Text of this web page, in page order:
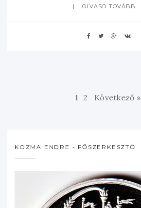
OLVASD TOVÁBB
1 2 Következő »
KOZMA ENDRE - FŐSZERKESZTŐ